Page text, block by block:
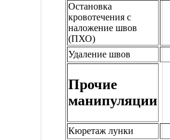
Остановка
кровотечения с
наложение швов
(ПХО)
Удаление швов
Прочие
манипуляции
Кюретаж лунки